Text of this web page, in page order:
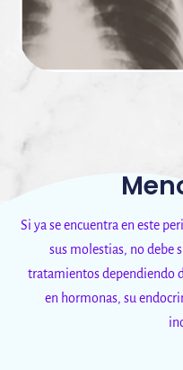
Si ya se encuentra en este
sus molestias, no debe
tratamientos dependiendo
en hormonas, su